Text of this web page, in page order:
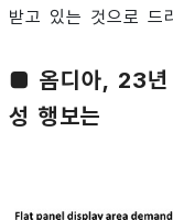
받고 있는 것으로 드
■ 옴디아, 23년
성 행보는